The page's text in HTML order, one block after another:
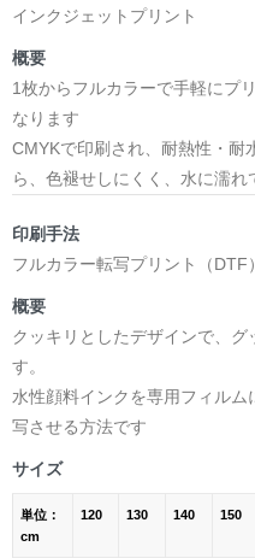
インクジェットプリント
概要
1枚からフルカラーで手軽にプ
なります
CMYKで印刷され、耐熱性・耐
ら、色褪せしにくく、水に濡れ
印刷手法
フルカラー転写プリント（DTF）
概要
クッキリとしたデザインで、
す。
水性顔料インクを専用フィル
写させる方法です
サイズ
単位：
cm
120 130 140 150